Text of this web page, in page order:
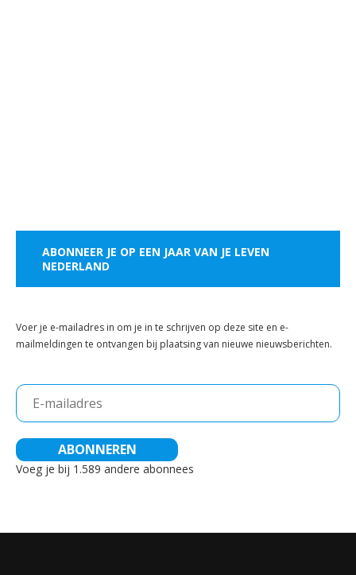
ABONNEER JE OP EEN JAAR VAN JE LEVEN
NEDERLAND
Voer je e-mailadres in om je in te schrijven op deze site en e-
mailmeldingen te ontvangen bij plaatsing van nieuwe nieuwsberichten.
E-
mailadres
ABONNEREN
Voeg je bij 1.589 andere abonnees